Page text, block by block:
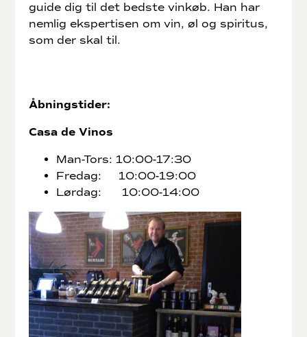
guide dig til det bedste vinkøb. Han har
nemlig ekspertisen om vin, øl og spiritus,
som der skal til.
Åbningstider:
Casa de Vinos
Man-Tors: 10:00-17:30
Fredag: 10:00-19:00
Lørdag: 10:00-14:00